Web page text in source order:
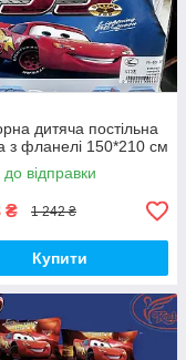
дитяча постільна
з фланелі 150*210 см
до відправки
₴ 1 242 ₴
Купити